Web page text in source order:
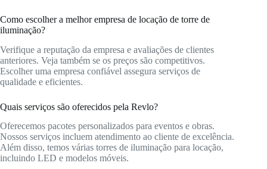
Como escolher a melhor empresa de locação de torre de
iluminação?
Verifique a reputação da empresa e avaliações de clientes
anteriores. Veja também se os preços são competitivos.
Escolher uma empresa confiável assegura serviços de
qualidade e eficientes.
Quais serviços são oferecidos pela Revlo?
Oferecemos pacotes personalizados para eventos e obras.
Nossos serviços incluem atendimento ao cliente de excelência.
Além disso, temos várias torres de iluminação para locação,
incluindo LED e modelos móveis.